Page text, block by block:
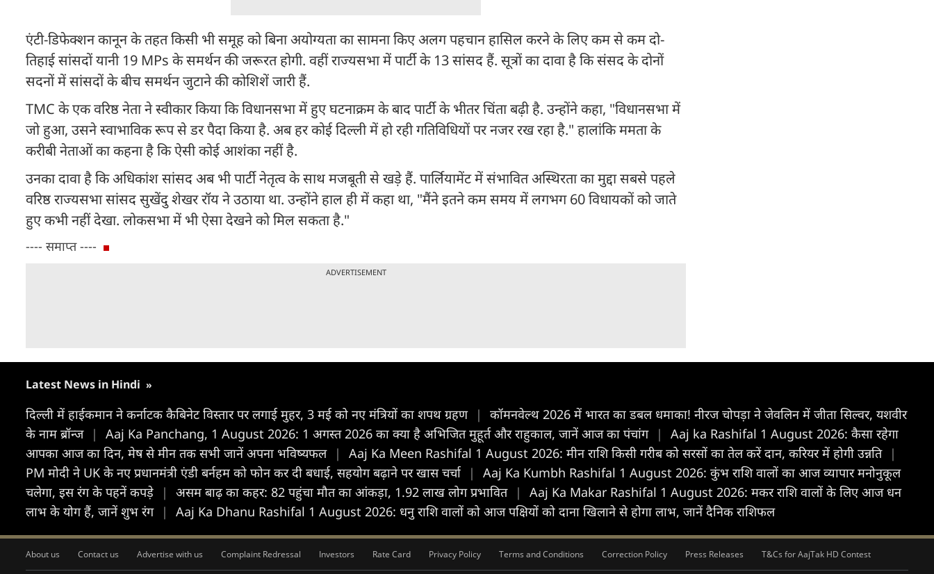
एंटी-डिफेक्शन कानून के तहत किसी भी समूह को बिना अयोग्यता का सामना किए अलग पहचान हासिल करने के लिए कम से कम दो-
तिहाई सांसदों यानी 19 MPs के समर्थन की जरूरत होगी. वहीं राज्यसभा में पार्टी के 13 सांसद हैं. सूत्रों का दावा है कि संसद के दोनों
सदनों में सांसदों के बीच समर्थन जुटाने की कोशिशें जारी हैं.
TMC के एक वरिष्ठ नेता ने स्वीकार किया कि विधानसभा में हुए घटनाक्रम के बाद पार्टी के भीतर चिंता बढ़ी है. उन्होंने कहा, "विधानसभा में
जो हुआ, उसने स्वाभाविक रूप से डर पैदा किया है. अब हर कोई दिल्ली में हो रही गतिविधियों पर नजर रख रहा है." हालांकि ममता के
करीबी नेताओं का कहना है कि ऐसी कोई आशंका नहीं है.
उनका दावा है कि अधिकांश सांसद अब भी पार्टी नेतृत्व के साथ मजबूती से खड़े हैं. पार्लियामेंट में संभावित अस्थिरता का मुद्दा सबसे पहले
वरिष्ठ राज्यसभा सांसद सुखेंदु शेखर रॉय ने उठाया था. उन्होंने हाल ही में कहा था, "मैंने इतने कम समय में लगभग 60 विधायकों को जाते
हुए कभी नहीं देखा. लोकसभा में भी ऐसा देखने को मिल सकता है."
---- समाप्त ----
ADVERTISEMENT
Latest News in Hindi »
दिल्ली में हाईकमान ने कर्नाटक कैबिनेट विस्तार पर लगाई मुहर, 3 मई को नए मंत्रियों का शपथ ग्रहण |
कॉमनवेल्थ 2026 में भारत का डबल धमाका! नीरज चोपड़ा ने जेवलिन में जीता सिल्वर, यशवीर
के नाम ब्रॉन्ज | Aaj Ka Panchang, 1 August 2026: 1 अगस्त 2026 का क्या है अभिजित मुहूर्त और राहुकाल, जानें आज का पंचांग |
Aaj ka Rashifal 1 August 2026: कैसा रहेगा
आपका आज का द‍िन, मेष से मीन तक सभी जानें अपना भविष्यफल | Aaj Ka Meen Rashifal 1 August 2026: मीन राशि किसी गरीब को सरसों का तेल करें दान, करियर में होगी उन्नति |
PM मोदी ने UK के नए प्रधानमंत्री एंडी बर्नहम को फोन कर दी बधाई, सहयोग बढ़ाने पर खास चर्चा
|
Aaj Ka Kumbh Rashifal 1 August 2026: कुंभ राशि वालों का आज व्यापार मनोनुकूल
चलेगा, इस रंग के पहनें कपड़े
| असम बाढ़ का कहर: 82 पहुंचा मौत का आंकड़ा, 1.92 लाख लोग प्रभावित |
Aaj Ka Makar Rashifal 1 August 2026: मकर राशि वालों के लिए आज धन
लाभ के योग हैं, जानें शुभ रंग | Aaj Ka Dhanu Rashifal 1 August 2026: धनु राशि वालों को आज पक्षियों को दाना खिलाने से होगा लाभ, जानें दैनिक राशिफल
About us Contact us Advertise with us Complaint Redressal Investors Rate Card Privacy Policy Terms and Conditions Correction Policy Press Releases T&Cs for AajTak HD Contest